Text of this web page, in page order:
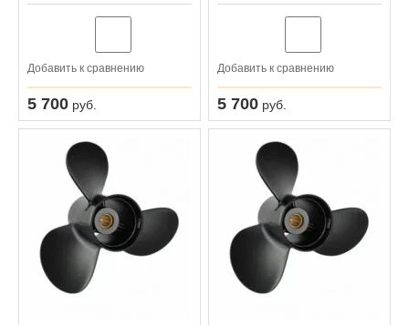
Добавить к сравнению
5 700 руб.
Добавить к сравнению
5 700 руб.